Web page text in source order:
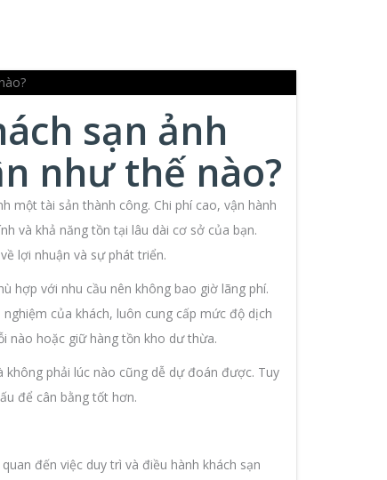
sạn ảnh
như thế nào?
một tài sản thành công. Chi phí cao, vận hành
và khả năng tồn tại lâu dài cơ sở của bạn.
lợi nhuận và sự phát triển.
hợp với nhu cầu nên không bao giờ lãng phí.
của khách, luôn cung cấp mức độ dịch
nào hoặc giữ hàng tồn kho dư thừa.
phải lúc nào cũng dễ dự đoán được. Tuy
để cân bằng tốt hơn.
đến việc duy trì và điều hành khách sạn